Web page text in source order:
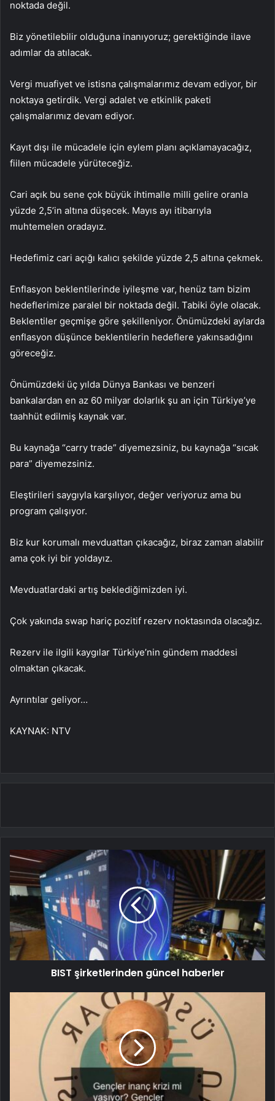
noktada değil.
Biz yönetilebilir olduğuna inanıyoruz; gerektiğinde ilave
adımlar da atılacak.
Vergi muafiyet ve istisna çalışmalarımız devam ediyor, bir
noktaya getirdik. Vergi adalet ve etkinlik paketi
çalışmalarımız devam ediyor.
Kayıt dışı ile mücadele için eylem planı açıklamayacağız,
fiilen mücadele yürüteceğiz.
Cari açık bu sene çok büyük ihtimalle milli gelire oranla
yüzde 2,5’in altına düşecek. Mayıs ayı itibarıyla
muhtemelen oradayız.
Hedefimiz cari açığı kalıcı şekilde yüzde 2,5 altına çekmek.
Enflasyon beklentilerinde iyileşme var, henüz tam bizim
hedeflerimize paralel bir noktada değil. Tabiki öyle olacak.
Beklentiler geçmişe göre şekilleniyor. Önümüzdeki aylarda
enflasyon düşünce beklentilerin hedeflere yakınsadığını
göreceğiz.
Önümüzdeki üç yılda Dünya Bankası ve benzeri
bankalardan en az 60 milyar dolarlık şu an için Türkiye’ye
taahhüt edilmiş kaynak var.
Bu kaynağa “carry trade” diyemezsiniz, bu kaynağa “sıcak
para” diyemezsiniz.
Eleştirileri saygıyla karşılıyor, değer veriyoruz ama bu
program çalışıyor.
Biz kur korumalı mevduattan çıkacağız, biraz zaman alabilir
ama çok iyi bir yoldayız.
Mevduatlardaki artış beklediğimizden iyi.
Çok yakında swap hariç pozitif rezerv noktasında olacağız.
Rezerv ile ilgili kaygılar Türkiye’nin gündem maddesi
olmaktan çıkacak.
Ayrıntılar geliyor…
KAYNAK: NTV
BIST şirketlerinden güncel haberler